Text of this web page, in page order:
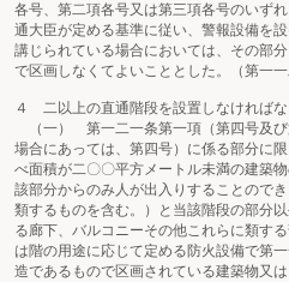
各号、第二項各号又は第三項各号のいず
通大臣が定める基準に従い、警報設備を
講じられている場合においては、その部
で区画しなくてよいこととした。（第一一
４ 二以上の直通階段を設置しなければ
（一） 第一二一条第一項（第四号及び
場合にあっては、第四号）に係る部分に
べ面積が二〇〇平方メートル未満の建築
該部分からのみ人が出入りすることので
類するものを含む。）と当該階段の部分
る廊下、バルコニーその他これらに類す
は階の用途に応じて定める防火設備で第
造であるもので区画されている建築物又